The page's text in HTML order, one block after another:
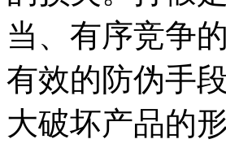
当、有序竞争
有效的防伪手
大破坏产品的形